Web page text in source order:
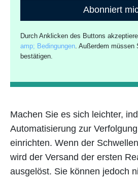
Abonniert
Durch Anklicken des Buttons
amp; Bedingungen. Außerdem müssen
bestätigen.
Machen Sie es sich leichter,
Automatisierung zur
einrichten. Wenn der
wird der Versand der ersten
ausgelöst. Sie können jedoch